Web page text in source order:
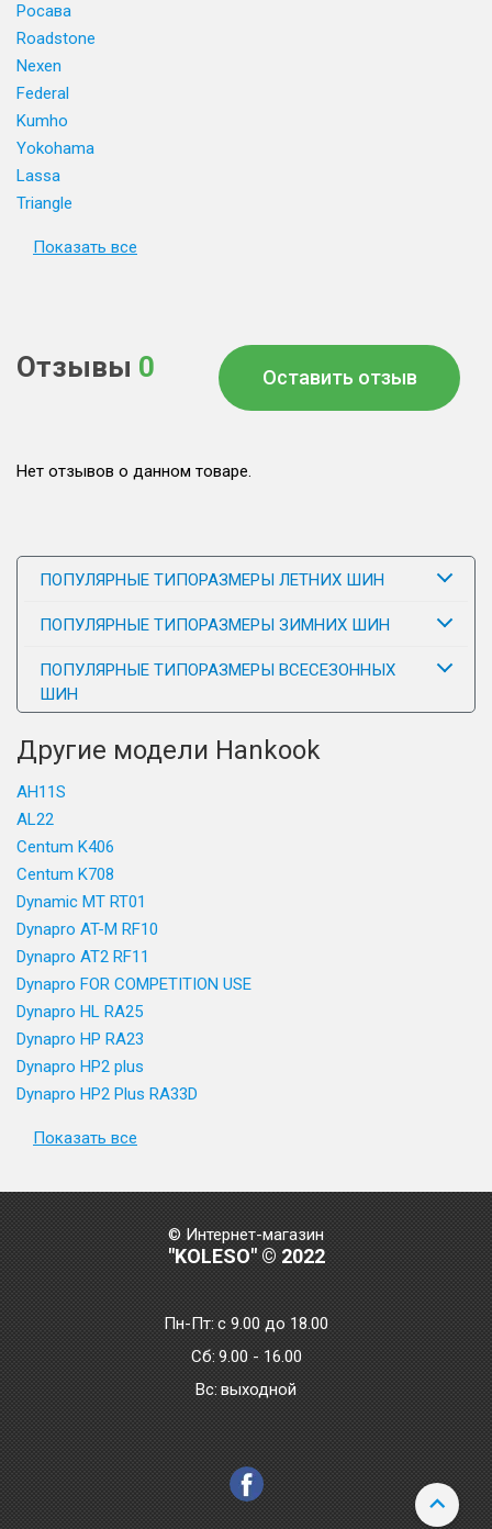
Росава
Roadstone
Nexen
Federal
Kumho
Yokohama
Lassa
Triangle
Показать все
Отзывы 0 Оставить отзыв
Нет отзывов о данном товаре.
ПОПУЛЯРНЫЕ ТИПОРАЗМЕРЫ ЛЕТНИХ ШИН
ПОПУЛЯРНЫЕ ТИПОРАЗМЕРЫ ЗИМНИХ ШИН
ПОПУЛЯРНЫЕ ТИПОРАЗМЕРЫ ВСЕСЕЗОННЫХ
ШИН
Другие модели Hankook
AH11S
AL22
Centum K406
Centum K708
Dynamic MT RT01
Dynapro AT-M RF10
Dynapro AT2 RF11
Dynapro FOR COMPETITION USE
Dynapro HL RA25
Dynapro HP RA23
Dynapro HP2 plus
Dynapro HP2 Plus RA33D
Показать все
© Интернет-магазин
"KOLESO" © 2022
Пн-Пт:с 9.00 до 18.00
Сб: 9.00 - 16.00
Bc: выходной